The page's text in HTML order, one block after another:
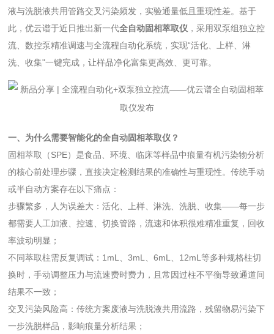
液与洗脱液共用管路交叉污染频发，实验通量低且重现性差。基于
此，优云谱于近日推出新一代全自动固相萃取仪 ，采用双泵组独立控
流、数控泵精准调速与全流程自动化系统，实现“活化、上样、淋
洗、收集"一键完成，让样品净化富集更高效、更可靠。
一、为什么需要智能化的全自动固相萃取仪？
固相萃取（SPE）是食品、环境、临床等样品中痕量有机污染物分析
的核心前处理步骤，直接决定检测结果的准确性与重现性。传统手动
或半自动方案存在以下痛点：
步骤繁多，人为误差大：活化、上样、淋洗、洗脱、收集——每一步
都需要人工加液、控速、切换管路，流速和体积很难精准重复，回收
率波动明显；
不同萃取柱需反复调试：1mL、3mL、6mL、12mL等多种规格柱切
换时，手动调整压力与流速费时费力，且常因过柱不平衡导致通道间
结果不一致；
交叉污染风险高：传统方案废液与洗脱液共用流路，残留物易污染下
一步洗脱样品，影响痕量分析结果；